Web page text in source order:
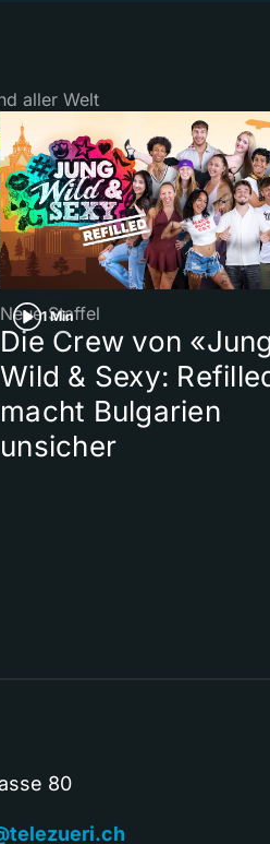
aller Welt
1 Min
Neue Staffel
Die Crew von
Wild & Sexy:
macht Bulgarien
unsicher
80